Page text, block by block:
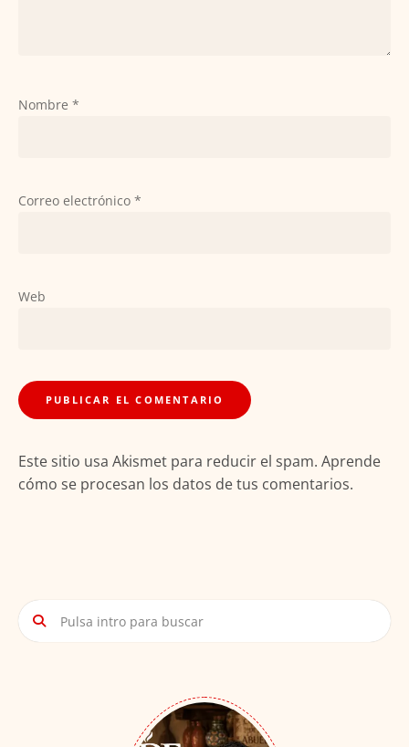
Nombre *
Correo electrónico *
Web
Este sitio usa Akismet para reducir el spam. Aprende
cómo se procesan los datos de tus comentarios.